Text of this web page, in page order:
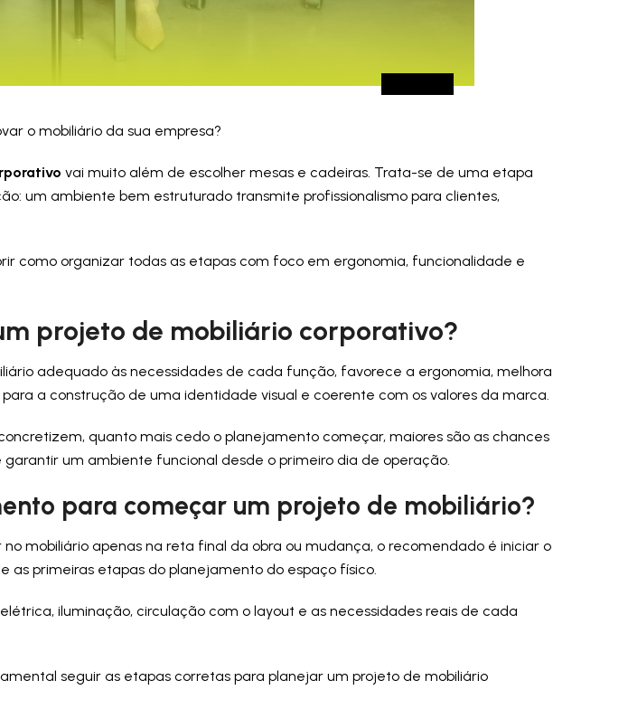
o mobiliário da sua empresa?
vai muito além de escolher mesas e cadeiras. Trata-se de uma etapa
um ambiente bem estruturado transmite profissionalismo para clientes,
como organizar todas as etapas com foco em ergonomia, funcionalidade e
projeto de mobiliário corporativo?
adequado às necessidades de cada função, favorece a ergonomia, melhora
a construção de uma identidade visual e coerente com os valores da marca.
quanto mais cedo o planejamento começar, maiores são as chances
um ambiente funcional desde o primeiro dia de operação.
para começar um projeto de mobiliário?
mobiliário apenas na reta final da obra ou mudança, o recomendado é iniciar o
as primeiras etapas do planejamento do espaço físico.
iluminação, circulação com o layout e as necessidades reais de cada
seguir as etapas corretas para planejar um projeto de mobiliário